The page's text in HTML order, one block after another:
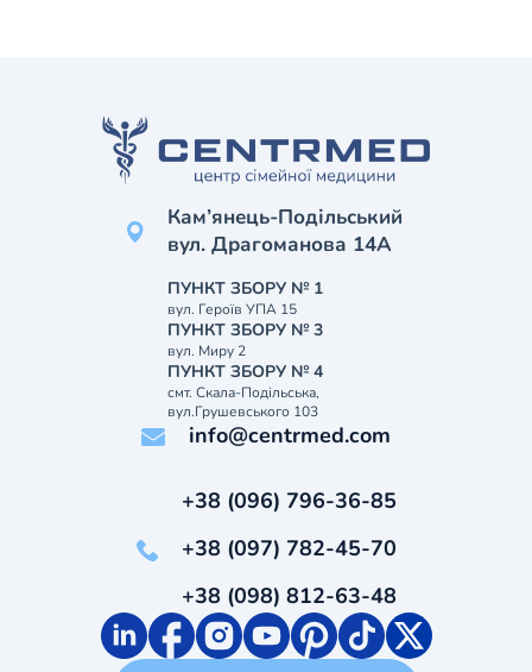
Кам’янець-Подільський
вул. Драгоманова 14А
ПУНКТ ЗБОРУ № 1
вул. Героїв УПА 15
ПУНКТ ЗБОРУ № 3
вул. Миру 2
ПУНКТ ЗБОРУ № 4
смт. Скала-Подільська,
вул.Грушевського 103
info@centrmed.com
+38 (096) 796-36-85
+38 (097) 782-45-70
+38 (098) 812-63-48